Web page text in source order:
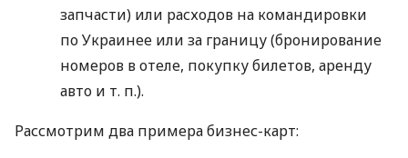
запчасти) или расходов на командировки
по Украинее или за границу (бронирование
номеров в отеле, покупку билетов, аренду
авто и т. п.).
Рассмотрим два примера бизнес-карт: